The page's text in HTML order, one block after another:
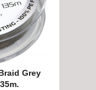
Grey